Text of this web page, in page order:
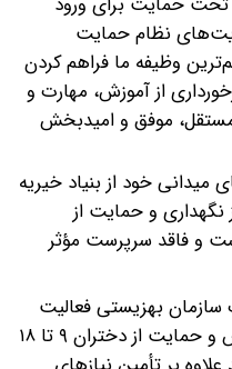
نظام حمایت
وظیفه ما فراهم کردن
از آموزش، مهارت و
مستقل، موفق و امیدبخش
میدانی خود از بنیاد خیریه
نگهداری و حمایت از
و فاقد سرپرست مؤثر
بهزیستی فعالیت
می‌کند، مسئولیت نگهداری، آموزش و حمایت از دختران ۹ تا ۱۸